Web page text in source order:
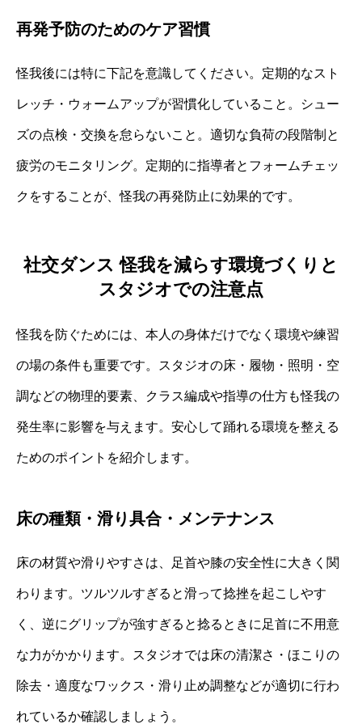
再発予防のためのケア習慣
怪我後には特に下記を意識してください。定期的なスト
レッチ・ウォームアップが習慣化していること。シュー
ズの点検・交換を怠らないこと。適切な負荷の段階制と
疲労のモニタリング。定期的に指導者とフォームチェッ
クをすることが、怪我の再発防止に効果的です。
社交ダンス 怪我を減らす環境づくりと
スタジオでの注意点
怪我を防ぐためには、本人の身体だけでなく環境や練習
の場の条件も重要です。スタジオの床・履物・照明・空
調などの物理的要素、クラス編成や指導の仕方も怪我の
発生率に影響を与えます。安心して踊れる環境を整える
ためのポイントを紹介します。
床の種類・滑り具合・メンテナンス
床の材質や滑りやすさは、足首や膝の安全性に大きく関
わります。ツルツルすぎると滑って捻挫を起こしやす
く、逆にグリップが強すぎると捻るときに足首に不用意
な力がかかります。スタジオでは床の清潔さ・ほこりの
除去・適度なワックス・滑り止め調整などが適切に行わ
れているか確認しましょう。